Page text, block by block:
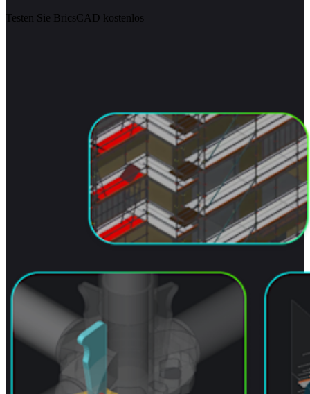
Testen Sie BricsCAD kostenlos